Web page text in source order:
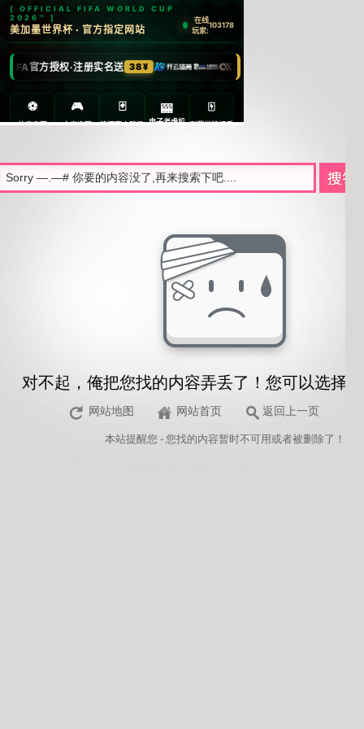
对不起，俺把您找的内容弄丢了！您可以选择
网站地图 网站首页 返回上一页
本站提醒您 - 您找的内容暂时不可用或者被删除了！